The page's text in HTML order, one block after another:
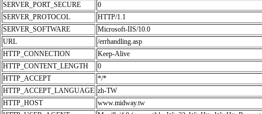
SERVER_PORT_SECURE
0
SERVER_PROTOCOL
HTTP/1.1
SERVER_SOFTWARE
Microsoft-IIS/10.0
URL
/errhandling.asp
HTTP_CONNECTION
Keep-Alive
HTTP_CONTENT_LENGTH
0
HTTP_ACCEPT
*/*
HTTP_ACCEPT_LANGUAGE zh-TW
HTTP_HOST
www.midway.tw